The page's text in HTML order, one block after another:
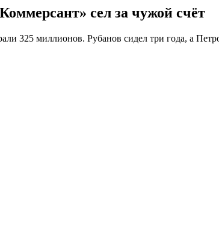
сел за чужой счёт
325 миллионов. Рубанов сидел три года, а